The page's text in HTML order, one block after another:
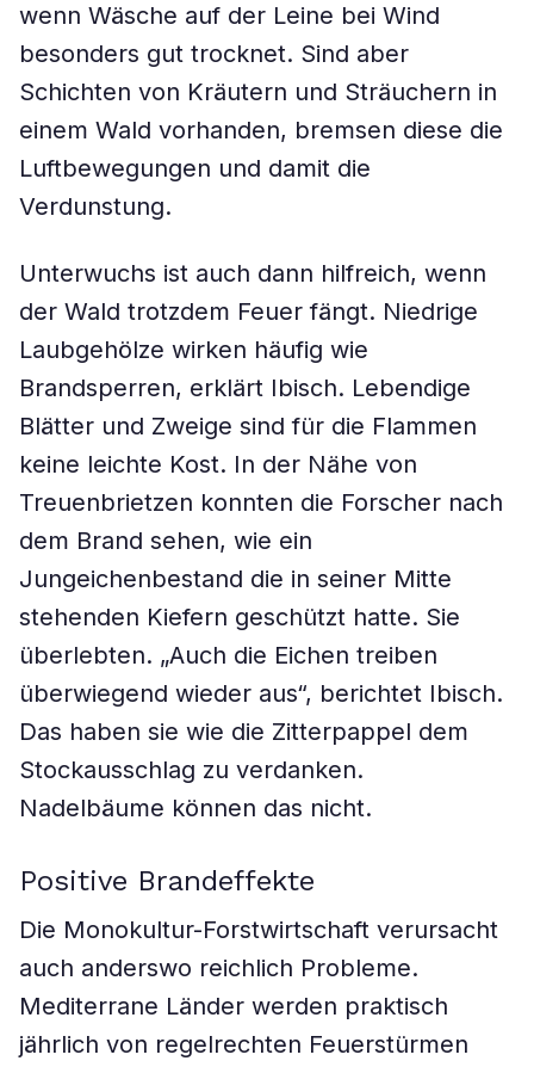
wenn Wäsche auf der Leine bei Wind
besonders gut trocknet. Sind aber
Schichten von Kräutern und Sträuchern in
einem Wald vorhanden, bremsen diese die
Luftbewegungen und damit die
Verdunstung.
Unterwuchs ist auch dann hilfreich, wenn
der Wald trotzdem Feuer fängt. Niedrige
Laubgehölze wirken häufig wie
Brandsperren, erklärt Ibisch. Lebendige
Blätter und Zweige sind für die Flammen
keine leichte Kost. In der Nähe von
Treuenbrietzen konnten die Forscher nach
dem Brand sehen, wie ein
Jungeichenbestand die in seiner Mitte
stehenden Kiefern geschützt hatte. Sie
überlebten. „Auch die Eichen treiben
überwiegend wieder aus“, berichtet Ibisch.
Das haben sie wie die Zitterpappel dem
Stockausschlag zu verdanken.
Nadelbäume können das nicht.
Positive Brandeffekte
Die Monokultur-Forstwirtschaft verursacht
auch anderswo reichlich Probleme.
Mediterrane Länder werden praktisch
jährlich von regelrechten Feuerstürmen